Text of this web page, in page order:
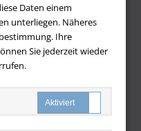
Daten einem
unterliegen. Näheres
Ihre
Sie jederzeit wieder
auf häufig gestellte